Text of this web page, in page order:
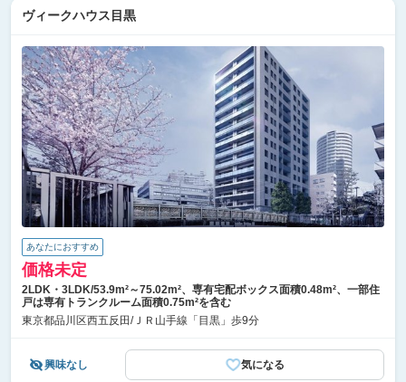
ヴィークハウス目黒
あなたにおすすめ
価格未定
2LDK・3LDK/53.9m²～75.02m²、専有宅配ボックス面積0.48m²、一部住
戸は専有トランクルーム面積0.75m²を含む
東京都品川区西五反田/ＪＲ山手線「目黒」歩9分
興味なし 気になる